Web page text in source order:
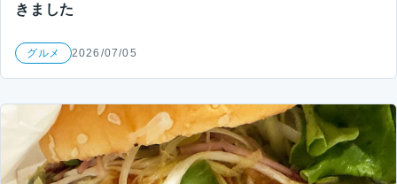
きました
グルメ 2026/07/05